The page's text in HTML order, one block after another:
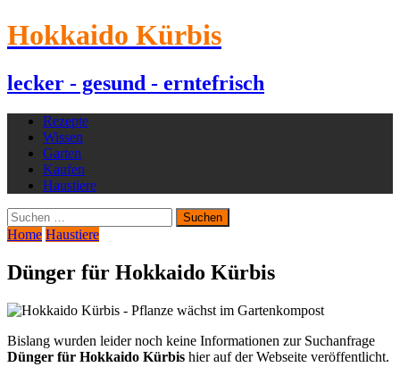
Hokkaido Kürbis
lecker - gesund - erntefrisch
Rezepte
Wissen
Garten
Kaufen
Haustiere
Suchen
nach:
Home Haustiere
Dünger für Hokkaido Kürbis
Bislang wurden leider noch keine Informationen zur Suchanfrage
Dünger für Hokkaido Kürbis hier auf der Webseite veröffentlicht.